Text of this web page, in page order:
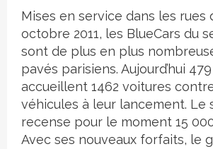
Mises en service dans les rues
octobre 2011, les BlueCars du
sont de plus en plus
pavés parisiens. Aujourd’hui
accueillent 1462 voitures
véhicules à leur lancement. Le
recense pour le moment 15
Avec ses nouveaux forfaits, le